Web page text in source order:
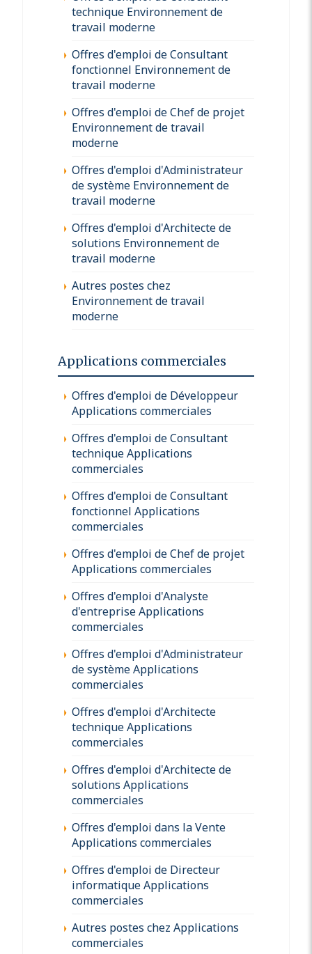
technique Environnement de
travail moderne
Offres d'emploi de Consultant
fonctionnel Environnement de
travail moderne
Offres d'emploi de Chef de projet
Environnement de travail
moderne
Offres d'emploi d'Administrateur
de système Environnement de
travail moderne
Offres d'emploi d'Architecte de
solutions Environnement de
travail moderne
Autres postes chez
Environnement de travail
moderne
Applications commerciales
Offres d'emploi de Développeur
Applications commerciales
Offres d'emploi de Consultant
technique Applications
commerciales
Offres d'emploi de Consultant
fonctionnel Applications
commerciales
Offres d'emploi de Chef de projet
Applications commerciales
Offres d'emploi d'Analyste
d'entreprise Applications
commerciales
Offres d'emploi d'Administrateur
de système Applications
commerciales
Offres d'emploi d'Architecte
technique Applications
commerciales
Offres d'emploi d'Architecte de
solutions Applications
commerciales
Offres d'emploi dans la Vente
Applications commerciales
Offres d'emploi de Directeur
informatique Applications
commerciales
Autres postes chez Applications
commerciales